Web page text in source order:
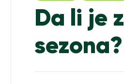
Da li je
sezona?